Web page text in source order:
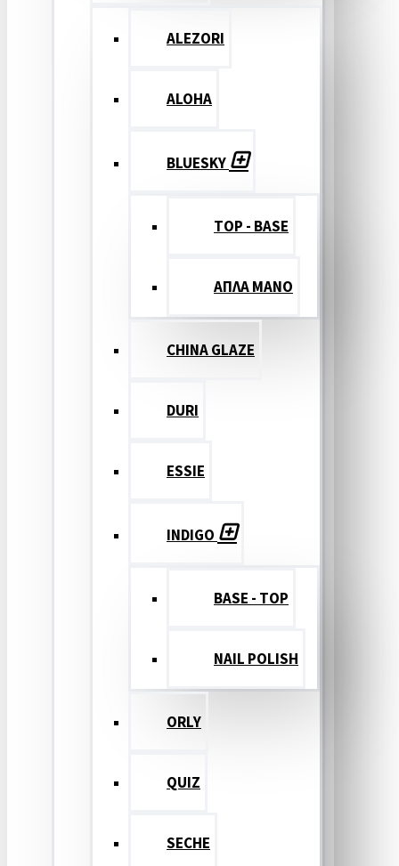
ALEZORI
ALOHA
BLUESKY
TOP - BASE
ΑΠΛΑ ΜΑΝΟ
CHINA GLAZE
DURI
ESSIE
INDIGO
BASE - TOP
NAIL POLISH
ORLY
QUIZ
SECHE